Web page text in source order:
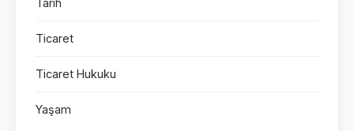
Ticaret
Ticaret Hukuku
Yaşam